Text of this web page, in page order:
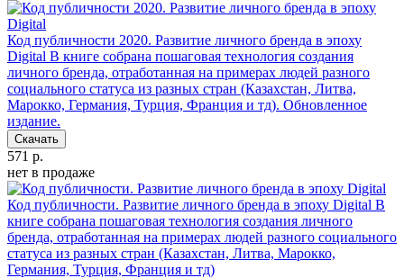
Код публичности 2020. Развитие личного бренда в эпоху
Digital В книге собрана пошаговая технология создания
личного бренда, отработанная на примерах людей разного
социального статуса из разных стран (Казахстан, Литва,
Марокко, Германия, Турция, Франция и тд). Обновленное
издание.
Скачать
571 р.
нет в продаже
Код публичности. Развитие личного бренда в эпоху Digital В
книге собрана пошаговая технология создания личного
бренда, отработанная на примерах людей разного социального
статуса из разных стран (Казахстан, Литва, Марокко,
Германия, Турция, Франция и тд)